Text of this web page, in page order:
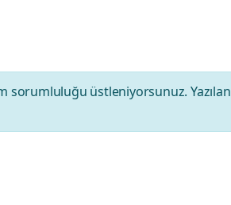
sorumluluğu üstleniyorsunuz. Yazılan